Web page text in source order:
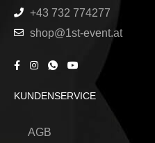
+43 732 774277
shop@1st-event.at
KUNDENSERVICE
AGB